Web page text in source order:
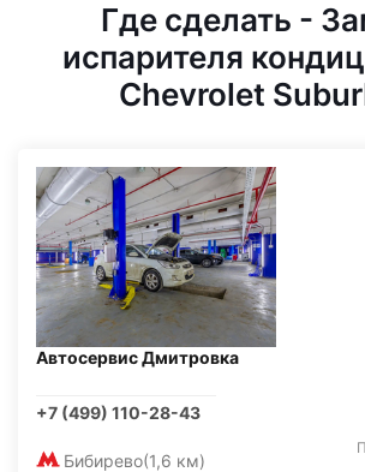
Где сделать -
испарителя
Chevrolet
Автосервис Дмитровка
+7 (499) 110-28-43
Бибирево(1,6 км)